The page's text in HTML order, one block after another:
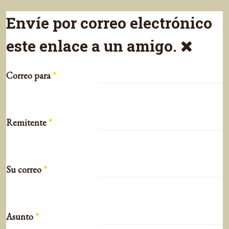
Envíe por correo electrónico
este enlace a un amigo.
Correo para*
Remitente *
Su correo *
Asunto *